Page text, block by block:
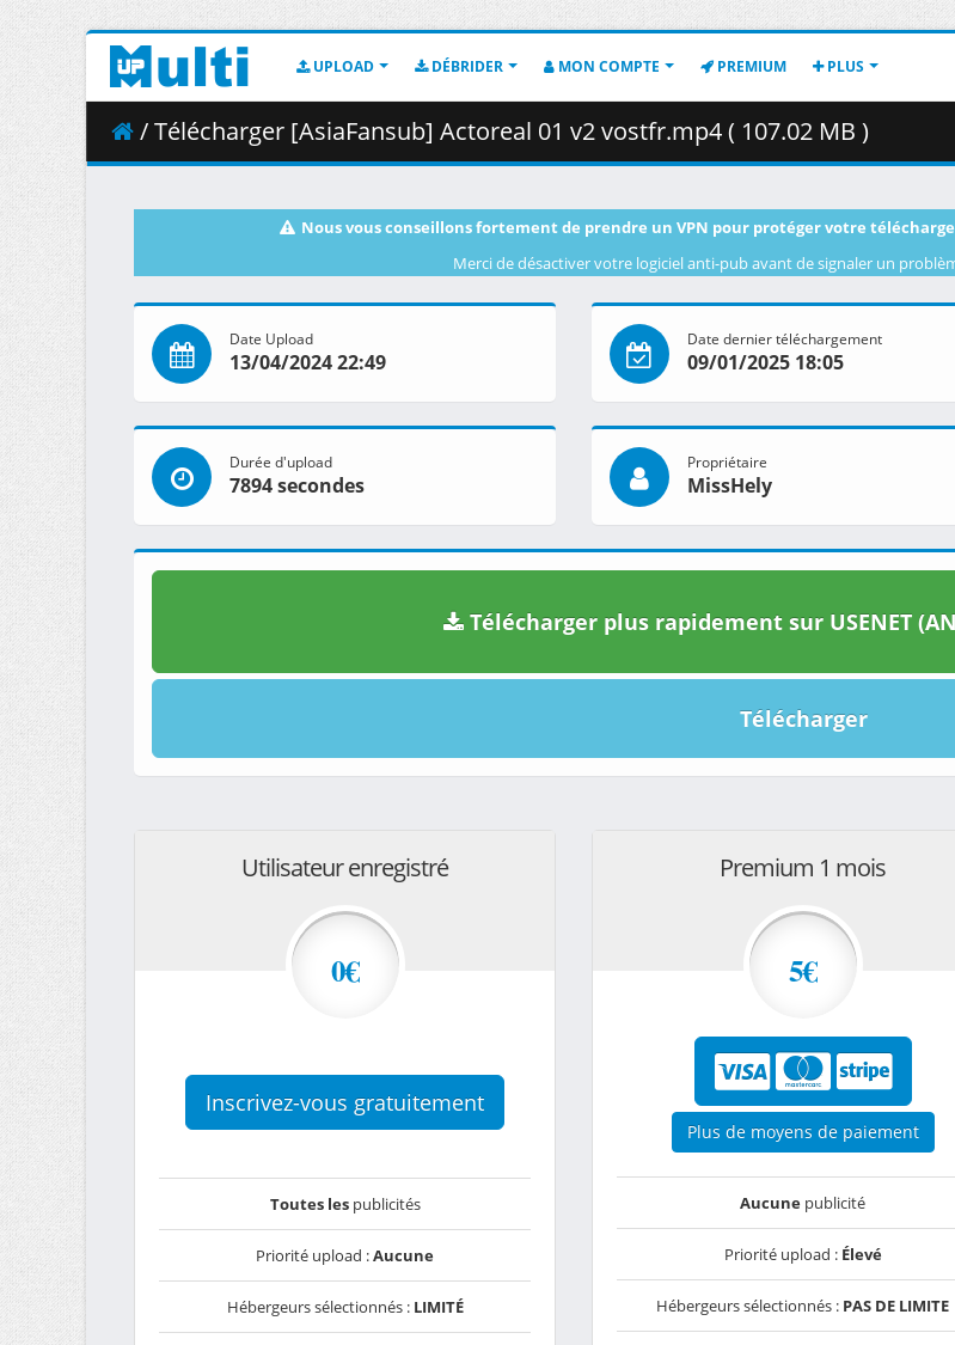
UPLOAD DÉBRIDER MON COMPTE PREMIUM PLUS
/ Télécharger [AsiaFansub] Actoreal 01 v2 vostfr.mp4 ( 107.02 MB )
Nous vous conseillons fortement de prendre un VPN pour protéger votre
Merci de désactiver votre logiciel anti-pub avant de signaler un
Date Upload
13/04/2024 22:49
Date dernier téléchargement
09/01/2025 18:05
Durée d'upload
7894 secondes
Propriétaire
MissHely
Télécharger plus rapidement sur USENET
Télécharger
Utilisateur enregistré
0€
Inscrivez-vous gratuitement
Toutes lespublicités
Priorité upload :Aucune
Hébergeurs sélectionnés : LIMITÉ
Premium 1 mois
5€
Plus de moyens de paiement
Aucune publicité
Priorité upload : Élevé
Hébergeurs sélectionnés : PAS DE LIMITE